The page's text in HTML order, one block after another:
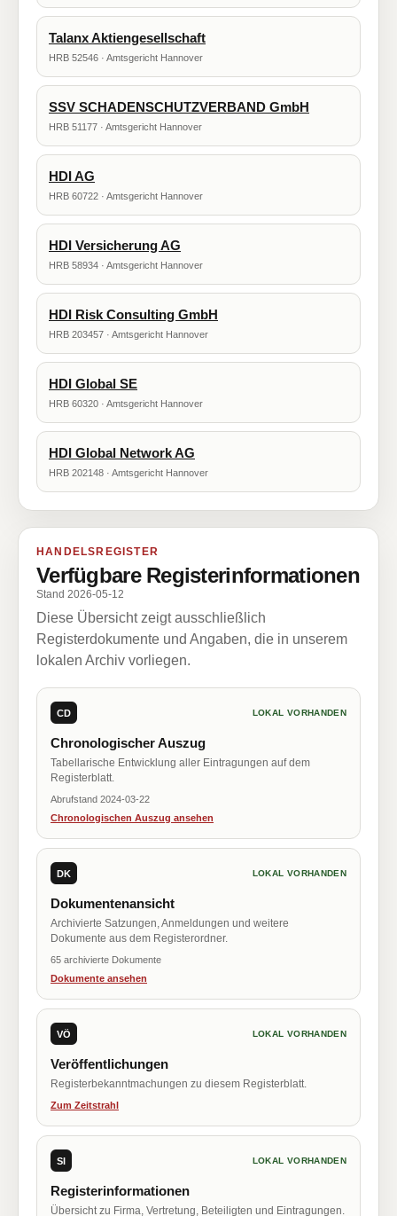
Talanx Aktiengesellschaft
HRB 52546 · Amtsgericht Hannover
SSV SCHADENSCHUTZVERBAND GmbH
HRB 51177 · Amtsgericht Hannover
HDI AG
HRB 60722 · Amtsgericht Hannover
HDI Versicherung AG
HRB 58934 · Amtsgericht Hannover
HDI Risk Consulting GmbH
HRB 203457 · Amtsgericht Hannover
HDI Global SE
HRB 60320 · Amtsgericht Hannover
HDI Global Network AG
HRB 202148 · Amtsgericht Hannover
HANDELSREGISTER
Verfügbare Registerinformationen
Stand 2026-05-12
Diese Übersicht zeigt ausschließlich
Registerdokumente und Angaben, die in unserem
lokalen Archiv vorliegen.
CD LOKAL VORHANDEN
Chronologischer Auszug
Tabellarische Entwicklung aller Eintragungen auf dem
Registerblatt.
Abrufstand 2024-03-22
Chronologischen Auszug ansehen
DK LOKAL VORHANDEN
Dokumentenansicht
Archivierte Satzungen, Anmeldungen und weitere
Dokumente aus dem Registerordner.
65 archivierte Dokumente
Dokumente ansehen
VÖ LOKAL VORHANDEN
Veröffentlichungen
Registerbekanntmachungen zu diesem Registerblatt.
Zum Zeitstrahl
SI LOKAL VORHANDEN
Registerinformationen
Übersicht zu Firma, Vertretung, Beteiligten und Eintragungen.